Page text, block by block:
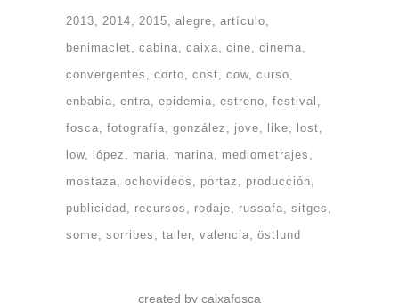
2013 2014 2015 alegre
artículo
benimaclet
cabina caixa cine
cinema
convergentes
corto cost cow curso
enbabia
entra epidemia estreno
festival
fosca
fotografía gonzález jove like
lost
low
lópez maria marina
mediometrajes
mostaza
ochovideos portaz
producción
publicidad
recursos rodaje russafa
sitges
some
sorribes taller valencia östlund
created by caixafosca